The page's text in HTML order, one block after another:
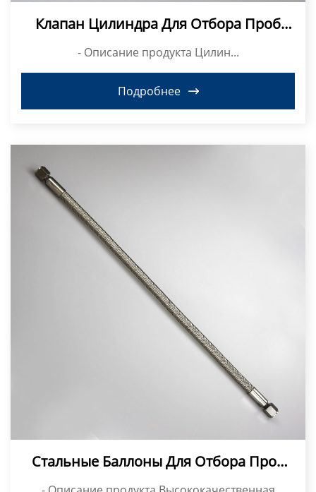
Клапан Цилиндра Для Отбора Проб
Нержавеющей Стали
- Описание продукта Цилин...
Подробнее 
Стальные Баллоны Для Отбора Проб